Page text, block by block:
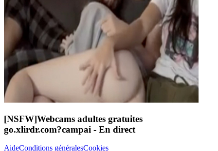
[NSFW]Webcams adultes gratuites
go.xlirdr.com?campai - En direct
AideConditions généralesCookies